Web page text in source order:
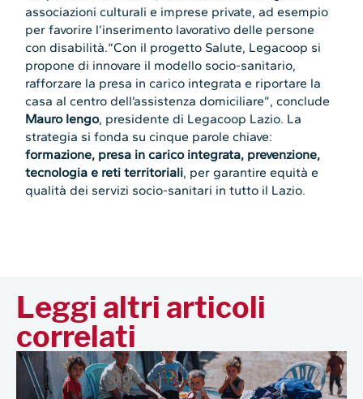
associazioni culturali e imprese private, ad esempio
per favorire l’inserimento lavorativo delle persone
con disabilità.“Con il progetto Salute, Legacoop si
propone di innovare il modello socio-sanitario,
rafforzare la presa in carico integrata e riportare la
casa al centro dell’assistenza domiciliare”, conclude
Mauro Iengo, presidente di Legacoop Lazio. La
strategia si fonda su cinque parole chiave:
formazione, presa in carico integrata, prevenzione,
tecnologia e reti territoriali, per garantire equità e
qualità dei servizi socio-sanitari in tutto il Lazio.
Leggi altri articoli
correlati